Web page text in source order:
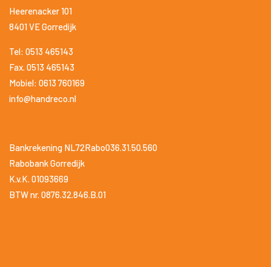
Heerenacker 101
8401 VE Gorredijk
Tel: 0513 465143
Fax. 0513 465143
Mobiel: 0613 760169
info@handreco.nl
Bankrekening NL72Rabo036.31.50.560
Rabobank Gorredijk
K.v.K. 01093669
BTW nr. 0876.32.846.B.01